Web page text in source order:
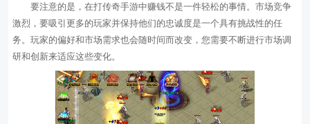
要注意的是，在打传奇手游中赚钱不是一件轻松的事情。市场竞争
激烈，要吸引更多的玩家并保持他们的忠诚度是一个具有挑战性的任
务。玩家的偏好和市场需求也会随时间而改变，您需要不断进行市场调
研和创新来适应这些变化。